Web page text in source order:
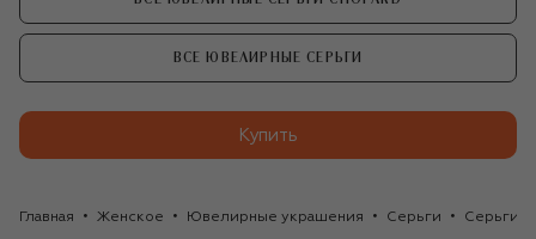
ВСЕ ЮВЕЛИРНЫЕ СЕРЬГИ
Купить
Главная Женское Ювелирные украшения Серьги Серьги